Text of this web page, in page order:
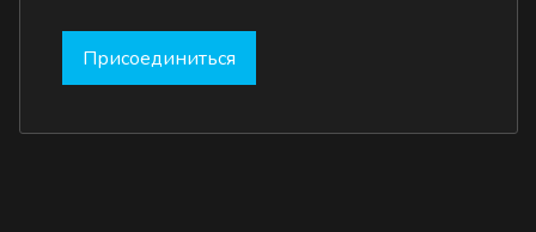
Присоединиться